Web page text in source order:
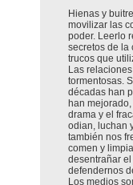
Hienas y
movilizar las
poder. Leerlo
secretos de la
trucos que
Las
tormentosas.
décadas han
han
drama y el
odian, luchan
también nos
comen y
desentrañar
defendernos
Los medios